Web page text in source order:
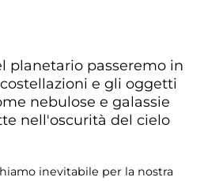
planetario passeremo in
e gli oggetti
nebulose e galassie
nell'oscurità del cielo
inevitabile per la nostra